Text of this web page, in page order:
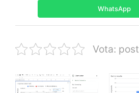
WhatsApp
Vota: post